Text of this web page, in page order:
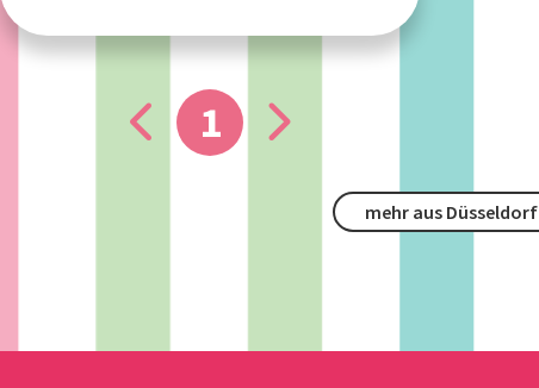
1
mehr aus Düsseldorf